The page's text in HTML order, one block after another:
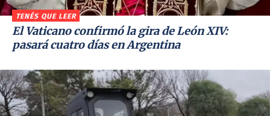
TENÉS QUE LEER
El Vaticano confirmó la gira de León XIV:
pasará cuatro días en Argentina